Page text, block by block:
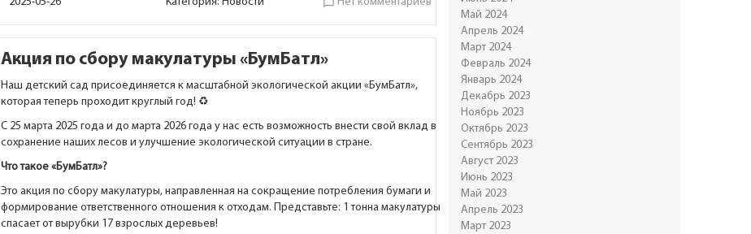
chat_bubble_outline
Акция по сбору макулатуры «БумБатл»
Наш детский сад присоединяется к масштабной экологической акции «БумБатл»,
которая теперь проходит круглый год! ♻️
С 25 марта 2025 года и до марта 2026 года у нас есть возможность внести свой вклад в
сохранение наших лесов и улучшение экологической ситуации в стране.
Что такое «БумБатл»?
Это акция по сбору макулатуры, направленная на сокращение потребления бумаги и
формирование ответственного отношения к отходам. Представьте: 1 тонна макулатуры
спасает от вырубки 17 взрослых деревьев!
Май 2024
Апрель 2024
Март 2024
Февраль 2024
Январь 2024
Декабрь 2023
Ноябрь 2023
Октябрь 2023
Сентябрь 2023
Август 2023
Июнь 2023
Май 2023
Апрель 2023
Март 2023